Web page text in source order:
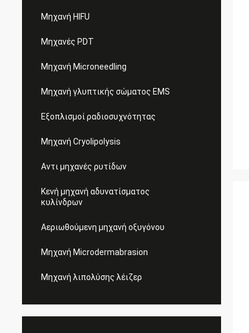
Μηχανή HIFU
Μηχανές PDT
Μηχανή Microneedling
Μηχανή γλυπτικής σώματος EMS
Εξοπλισμοί ραδιοσυχνότητας
Μηχανή Cryolipolysis
Αντι μηχανές ρυτίδων
Κενή μηχανή αδυνατίσματος
κυλίνδρων
Αεριωθούμενη μηχανή οξυγόνου
Μηχανή Microdermabrasion
Μηχανή λιπολύσης λέιζερ